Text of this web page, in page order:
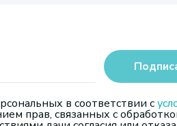
в соответствии с
прав, связанных с